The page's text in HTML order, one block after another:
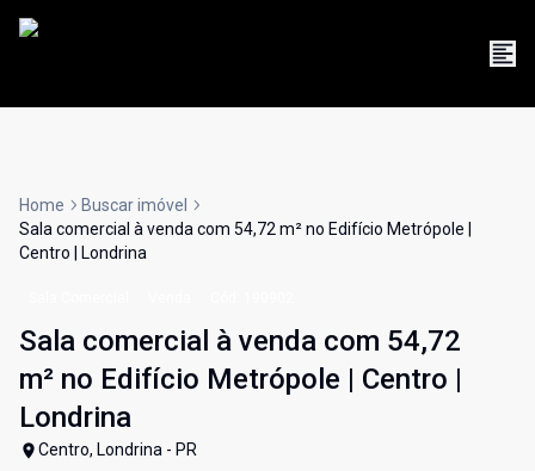
Home
Buscar imóvel
Sala comercial à venda com 54,72 m² no Edifício Metrópole |
Centro | Londrina
Sala comercial à venda com 54,72
m² no Edifício Metrópole | Centro |
Londrina
Centro, Londrina - PR